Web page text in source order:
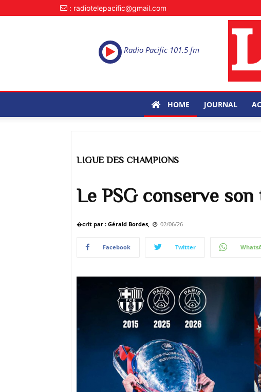
: radiotelepacific@gmail.com
Radio Pacific 101.5 fm
HOME JOURNAL
LIGUE DES CHAMPIONS
​​​​​​​Le PSG conserve
�crit par : Gérald Bordes, 02/06/26
Facebook Twitter